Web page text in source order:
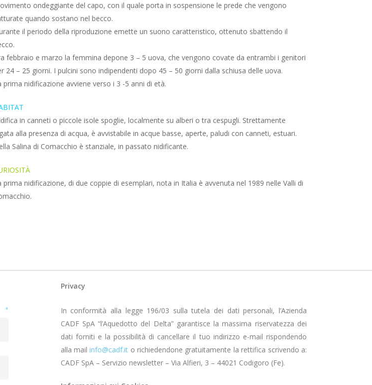
ondeggiante del capo, con il quale porta in sospensione le prede che vengono
quando sostano nel becco.
il periodo della riproduzione emette un suono caratteristico, ottenuto sbattendo il
febbraio e marzo la femmina depone 3 – 5 uova, che vengono covate da entrambi i genitori
24 – 25 giorni. I pulcini sono indipendenti dopo 45 – 50 giorni dalla schiusa delle uova.
prima nidificazione avviene verso i 3 -5 anni di età.
in canneti o piccole isole spoglie, localmente su alberi o tra cespugli. Strettamente
alla presenza di acqua, è avvistabile in acque basse, aperte, paludi con canneti, estuari.
Salina di Comacchio è stanziale, in passato nidificante.
prima nidificazione, di due coppie di esemplari, nota in Italia è avvenuta nel 1989 nelle Valli di
*
Privacy
In conformità alla legge 196/03 sulla tutela dei dati personali, l’Azienda
CADF SpA “l’Aquedotto del Delta” garantisce la massima riservatezza dei
dati forniti e la possibilità di cancellare il tuo indirizzo e-mail rispondendo
alla mailinfo@cadf.it o richiedendone gratuitamente la rettifica scrivendo a:
CADF SpA – Servizio newsletter – Via Alfieri, 3 – 44021 Codigoro (Fe).